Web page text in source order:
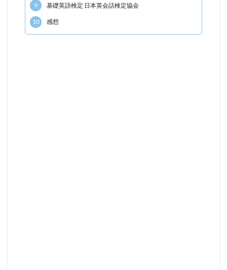
9 基礎英語検定 日本英会話検定協会
10 感想